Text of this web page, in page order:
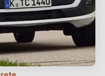
Rental Center Crete
Reisende andere
Center Crete bietet
die das Mieten
bequem machen.
Anzahlung leisten,